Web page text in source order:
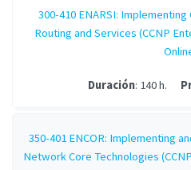
300-410 ENARSI:
Routing and Services (CCNP
Duración: 140 h.
350-401 ENCOR: Implementing
Network Core Technologies